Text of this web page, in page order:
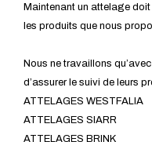
Maintenant un attelage doit
les produits que nous
Nous ne travaillons
d’assurer le suivi de leurs
ATTELAGES WESTFALIA
ATTELAGES SIARR
ATTELAGES BRINK